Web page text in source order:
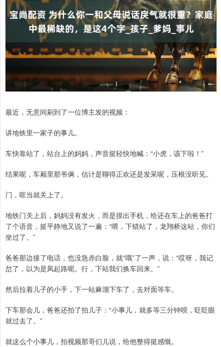
最近，无意间刷到了一位博主发的视频：
讲地铁里一家子的事儿。
车快靠站了，站台上的妈妈，声音挺轻快地喊：“小虎，该下啦！”
结果呢，车厢里那爷俩，估计是聊得正欢还是发呆呢，压根没听见。
门，哐当就关上了。
地铁门关上后，妈妈没有发火，而是摸出手机，给还在车上的爸爸打
了个语音，挺平静地又说了一遍：“喂，下错站了，龙翔桥这站，你们
坐过了。”
爸爸那边接了电话，也没急赤白脸，就“哦”了一声，说：“哎呀，我记
岔了，以为是凤起路呢。行，下站我们换车回来。”
然后拉着儿子的小手，下一站麻溜下车了，去对面等车。
下车那会儿，爸爸还拍了拍儿子：“小事儿，就多等三分钟呗，眨眨眼
就过去了。”
就这么个小事儿，拍视频那哥们儿说，给他整得挺感慨。